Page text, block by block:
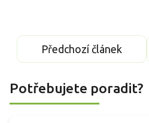
Předchozí článek
Potřebujete poradit?